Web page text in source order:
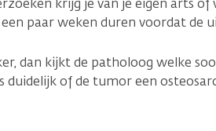
krijg je van je eigen arts of
paar weken duren voordat de
dan kijkt de patholoog welke
duidelijk of de tumor een